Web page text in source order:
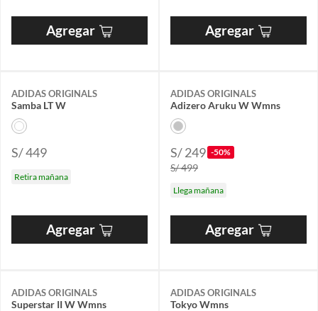
Agregar Agregar
ADIDAS ORIGINALS
Samba LT W
S/ 449
Retira mañana
Agregar
ADIDAS ORIGINALS
Adizero Aruku W Wmns
S/ 249 -50%
S/ 499
Llega mañana
Agregar
ADIDAS ORIGINALS
Superstar II W Wmns
ADIDAS ORIGINALS
Tokyo Wmns